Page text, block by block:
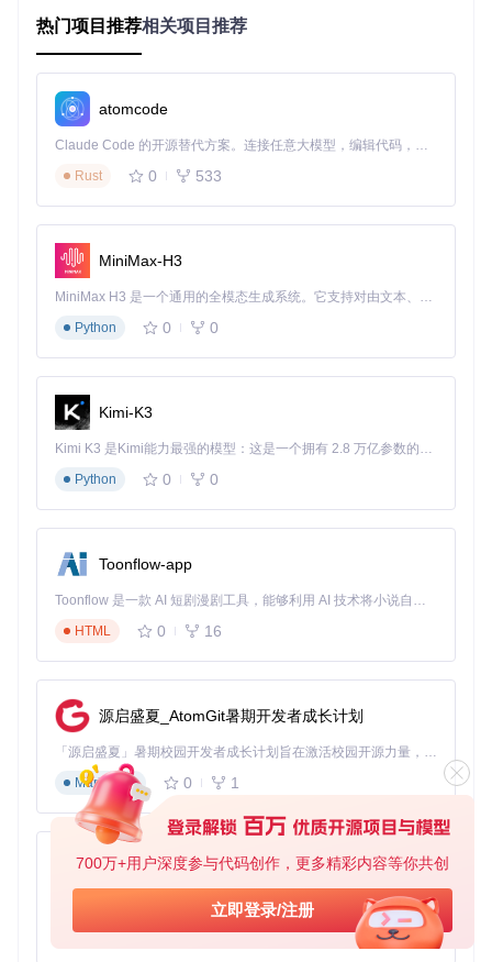
700万+用户深度参与代码创作，更多精彩内容等你共创
立即登录/注册
基础版（免费）
支持百度网盘（98%成功率）、阿里云盘（96%成功率）
单文件最大支持5GB，并发线程限制3个
适用于个人日常文件下载
进阶版（开源贡献者专享）
提供自定义规则编辑功能
专业版（企业用户）
全平台支持：移动云盘（89%）、UC网盘（88%）、123云
盘（85%）
专属技术支持，定制化解析规则
批量任务管理与API接口
行业应用案例
案例1：科研数据共享
某高校基因组学实验室需频繁传输10-20GB的测序数据，传统
多平台数据整合耗时超过4小时
应用直链提取技术后：
采用分块校验技术，实现99.8%的断点续传成功率
多线程并行下载，数据整合时间缩短至45分钟
案例2：自媒体素材管理
某MCN机构面临多平台素材管理难题：
10+网盘平台账号切换，操作繁琐
4K视频素材下载平均耗时2小时/个
解决方案实施效果：
统一解析入口减少90%的平台切换操作
专用大文件模式使5GB视频下载时间压缩至25分钟
素材校验机制降低80%的文件损坏率
三、实战指南：三级操作路径
热门项目推荐相关项目推荐
atomcode
Claude Code 的开源替代方案。连接任意大模型，编辑代码，运行命令，自动验证 — 全自动执行。用 Rust 构建，极致性能。 ｜ An open-source alternative to Claude Code. Connect any LLM, edit code, run commands, and verify changes — autonomously. Built in Rust for speed. Get Started
Rust
0 533
MiniMax-H3
MiniMax H3 是一个通用的全模态生成系统。它支持对由文本、图像、视频和音频组成的多模态上下文进行统一理解，并能生成分辨率高达 2K、时长可达 15 秒的带原生立体声音频的视频。得益于面向任务泛化的系统设计，H3 在预训练阶段就已具备广泛的多模态上下文理解与生成能力，能够出色地执行复杂的多模态指令。
Python
0 0
Kimi-K3
Kimi K3 是Kimi能力最强的模型：这是一个拥有 2.8 万亿参数的混合专家（MoE）模型，具备原生视觉理解能力，并支持 100 万 token 的上下文窗口。
Python
0 0
Toonflow-app
Toonflow 是一款 AI 短剧漫剧工具，能够利用 AI 技术将小说自动转化为剧本，并结合 AI 生成的图片和视频，实现高效的短剧创作。借助 Toonflow，可以轻松完成从文字到影像的全流程，让短剧制作变得更加智能与便捷。
HTML
0 16
源启盛夏_AtomGit暑期开发者成长计划
「源启盛夏」暑期校园开发者成长计划旨在激活校园开源力量，通过积分激励、认证扶持、资源倾斜等形式，引导高校组织和开发者完成「入驻 — 建项目 — 做贡献 — 获认证 — 得资源」的完整闭环。无论你是想带领社团入驻平台的组织者，还是希望用代码贡献证明自己的开发者，都能在这里找到属于你的成长路径。
Markdown
0 1
AionUi
免费、本地、开源的 24/7 全天候 Cowork 应用，以及适用于 Gemini CLI、Claude Code、Codex、OpenCode、Qwen Code、Goose CLI、Auggie 等的 OpenClaw | 🌟 喜欢就点star吧
TypeScript
0 6